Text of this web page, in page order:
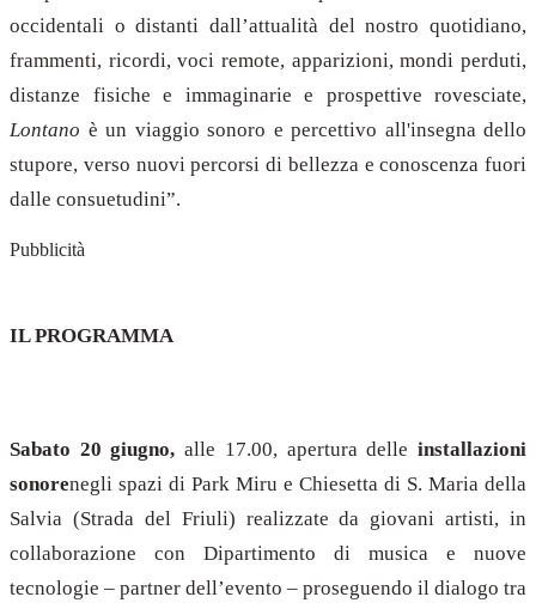
occidentali o distanti dall’attualità del nostro quotidiano,
frammenti, ricordi, voci remote, apparizioni, mondi perduti,
distanze fisiche e immaginarie e prospettive rovesciate,
Lontano è un viaggio sonoro e percettivo all'insegna dello
stupore, verso nuovi percorsi di bellezza e conoscenza fuori
dalle consuetudini”.
Pubblicità
IL PROGRAMMA
Sabato 20 giugno,alle 17.00, apertura delleinstallazioni
sonorenegli spazi di Park Miru e Chiesetta di S. Maria della
Salvia (Strada del Friuli) realizzate da giovani artisti, in
collaborazione con Dipartimento di musica e nuove
tecnologie – partner dell’evento – proseguendo il dialogo tra